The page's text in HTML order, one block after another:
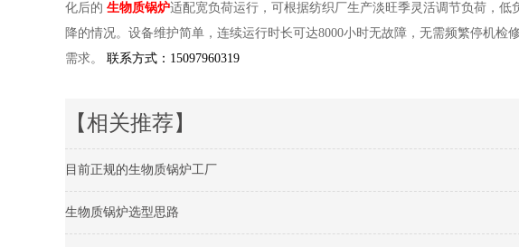
化后的 生物质锅炉适配宽负荷运行，可根据纺织厂生产淡旺季灵活调节负荷，
降的情况。设备维护简单，连续运行时长可达8000小时无故障，无需频繁停机
需求。 联系方式：15097960319
【相关推荐】
目前正规的生物质锅炉工厂
生物质锅炉选型思路